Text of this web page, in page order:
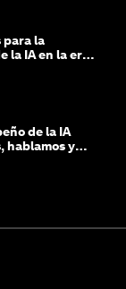
para la
la IA en la era
de la IA
hablamos y